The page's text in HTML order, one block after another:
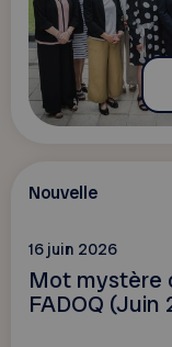
Nouvelle
16 juin 2026
Mot mystère
FADOQ (Juin